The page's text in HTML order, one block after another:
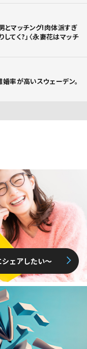
とマッチング!肉体派すぎ
てく?」〈永妻花はマッチ
率が高いスウェーデン。
ェアしたい〜